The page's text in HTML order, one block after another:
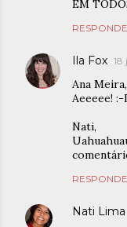
EM
Ila Fox 18
Ana Meira,
Aeeeee! :-
Nati,
Nati Lima